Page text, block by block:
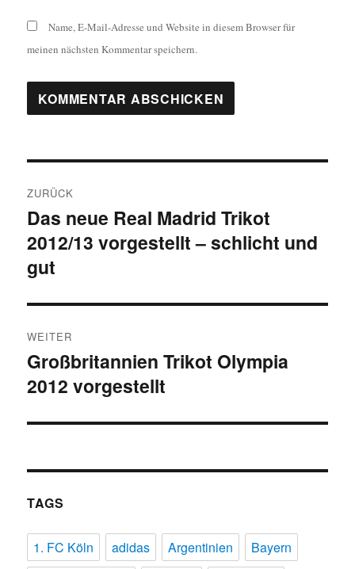
Name, E-Mail-Adresse und Website in diesem Browser für
meinen nächsten Kommentar speichern.
ZURÜCK
Vorheriger
Beitrag:
Das neue Real Madrid Trikot
2012/13 vorgestellt – schlicht und
gut
WEITER
Nächster
Beitrag:
Großbritannien Trikot Olympia
2012 vorgestellt
TAGS
1. FC Köln adidas Argentinien Bayern